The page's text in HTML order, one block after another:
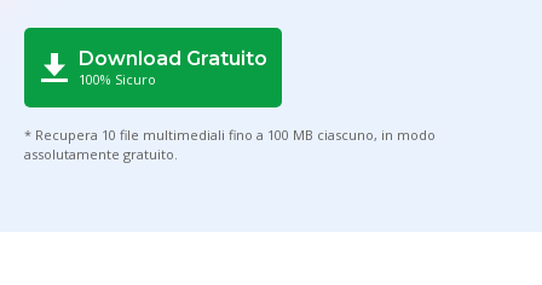
Download Gratuito
100% Sicuro
* Recupera 10 file multimediali fino a 100 MB ciascuno, in modo
assolutamente gratuito.